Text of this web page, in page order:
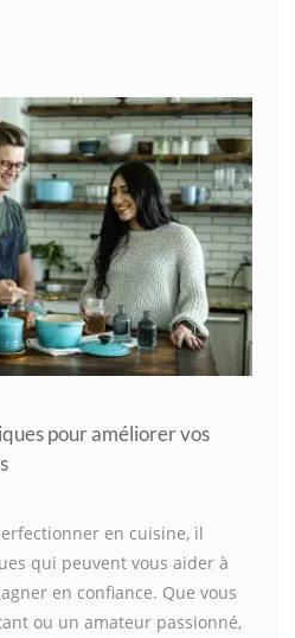
pour améliorer vos
en cuisine, il
qui peuvent vous aider à
en confiance. Que vous
ou un amateur passionné,